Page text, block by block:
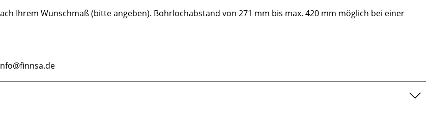
Ihrem Wunschmaß (bitte angeben). Bohrlochabstand von 271 mm bis max. 420 mm möglich bei einer